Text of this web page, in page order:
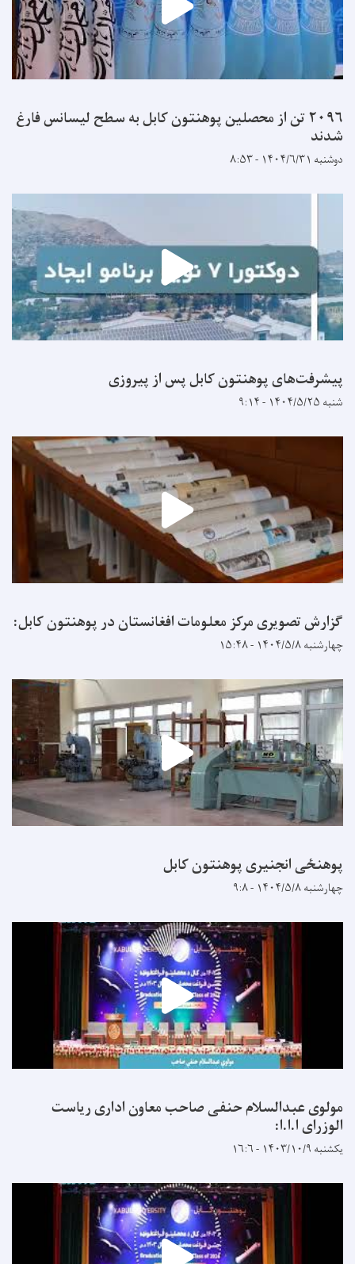
۲۰۹۶ تن از محصلین پوهنتون کابل به سطح لیسانس فارغ
شدند
دوشنبه ۱۴۰۴/۶/۳۱ - ۸:۵۳
پیشرفت‌های پوهنتون کابل پس از پیروزی
شنبه ۱۴۰۴/۵/۲۵ - ۹:۱۴
گزارش تصویری مرکز معلومات افغانستان در پوهنتون کابل:
چهارشنبه ۱۴۰۴/۵/۸ - ۱۵:۴۸
پوهنځی انجنیری پوهنتون کابل
چهارشنبه ۱۴۰۴/۵/۸ - ۹:۸
مولوی عبدالسلام حنفی صاحب معاون اداری ریاست
الوزرای ا.ا.ا:
یکشنبه ۱۴۰۳/۱۰/۹ - ۱۶:۶